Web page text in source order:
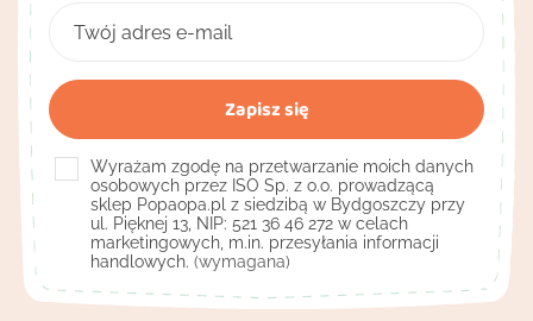
Wyrażam zgodę na przetwarzanie moich danych
osobowych przez ISO Sp. z o.o. prowadzącą
sklep Popaopa.pl z siedzibą w Bydgoszczy przy
ul. Pięknej 13, NIP: 521 36 46 272 w celach
marketingowych, m.in. przesyłania informacji
handlowych. (wymagana)